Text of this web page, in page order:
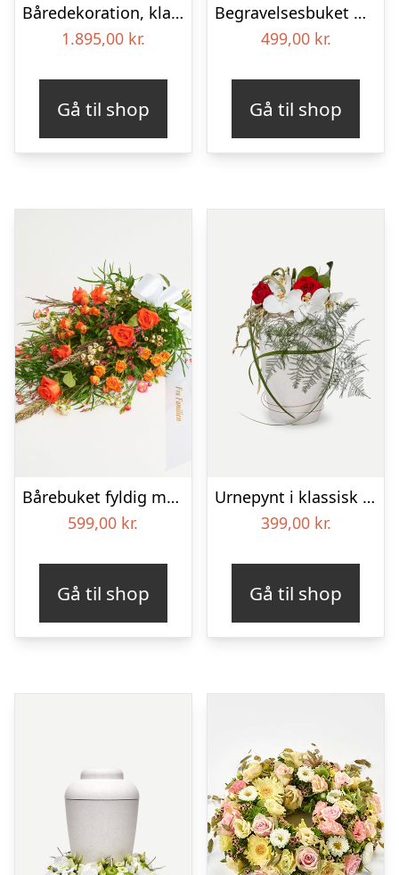
Båredekoration, klassisk – Blomster til begravelse
1.895,00 kr.
Gå til shop
Begravelses­buket med iris
499,00 kr.
Gå til shop
Bårebuket fyldig med bånd
599,00 kr.
Gå til shop
Urnepynt i klassisk stil – rød og hvid
399,00 kr.
Gå til shop